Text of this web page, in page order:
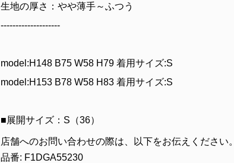
生地の厚さ：やや薄手～ふつう
--------------------
model:H148 B75 W58 H79 着用サイズ:S
model:H153 B78 W58 H83 着用サイズ:S
■展開サイズ：S（36）
店舗へのお問い合わせの際は、以下をお伝えください。
品番: F1DGA55230